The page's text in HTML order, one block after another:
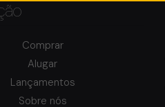
Comprar
Alugar
Lançamentos
Sobre nós